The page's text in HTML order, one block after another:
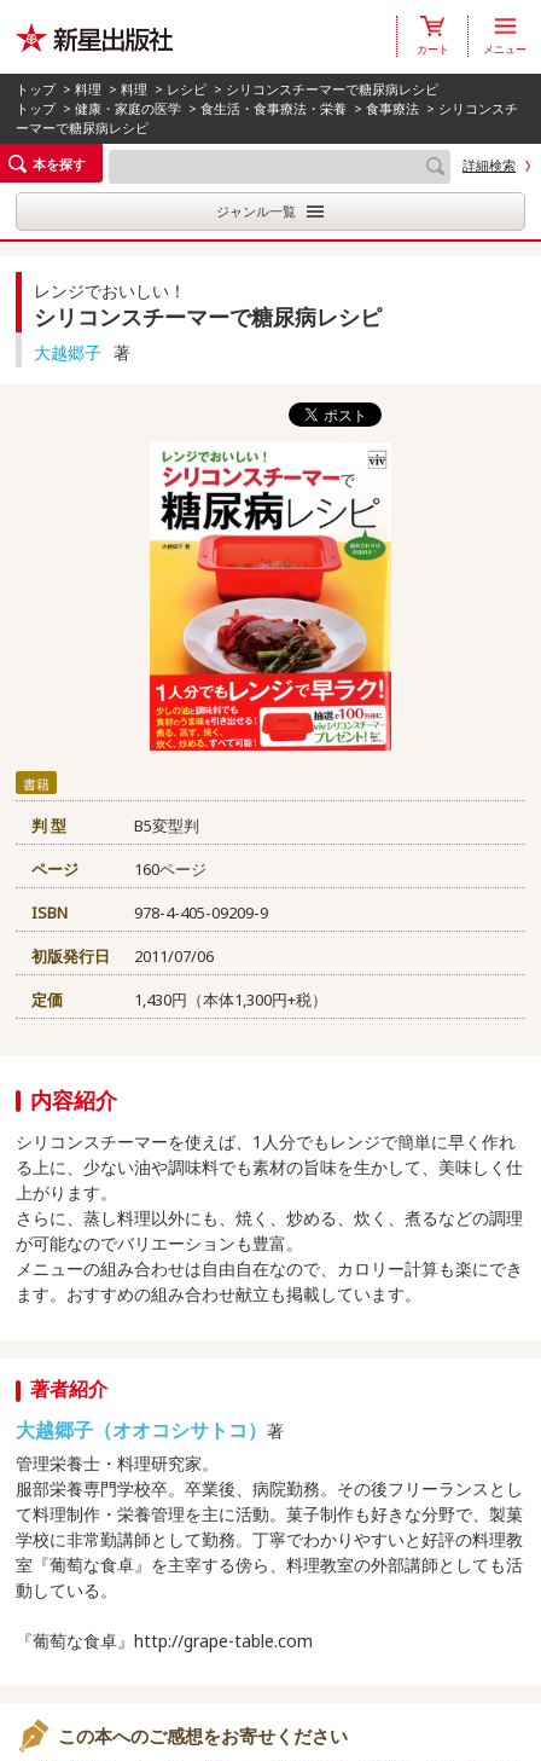
カート メニュー
トップ >料理 >料理 > レシピ > シリコンスチーマーで糖尿病レシピ
トップ >健康・家庭の医学 >食生活・食事療法・栄養 >食事療法 > シリコンスチ
ーマーで糖尿病レシピ
本を探す
詳細検索
ジャンル一覧
レンジでおいしい！
シリコンスチーマーで糖尿病レシピ
大越郷子 著
書籍
判 型
B5変型判
ページ
160ページ
ISBN
978-4-405-09209-9
初版発行日
2011/07/06
定価
1,430円（本体1,300円+税）
内容紹介
シリコンスチーマーを使えば、1人分でもレンジで簡単に早く作れ
る上に、少ない油や調味料でも素材の旨味を生かして、美味しく仕
上がります。
さらに、蒸し料理以外にも、焼く、炒める、炊く、煮るなどの調理
が可能なのでバリエーションも豊富。
メニューの組み合わせは自由自在なので、カロリー計算も楽にでき
ます。おすすめの組み合わせ献立も掲載しています。
著者紹介
大越郷子（オオコシサトコ）著
管理栄養士・料理研究家。
服部栄養専門学校卒。卒業後、病院勤務。その後フリーランスとし
て料理制作・栄養管理を主に活動。菓子制作も好きな分野で、製菓
学校に非常勤講師として勤務。丁寧でわかりやすいと好評の料理教
室『葡萄な食卓』を主宰する傍ら、料理教室の外部講師としても活
動している。
『葡萄な食卓』http://grape-table.com
この本へのご感想をお寄せください